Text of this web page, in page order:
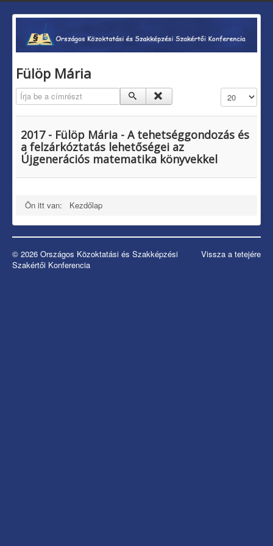
Fülöp Mária
Írja be a címrészt Tételek #
2017 - Fülöp Mária - A tehetséggondozás és
a felzárkóztatás lehetőségei az
Újgenerációs matematika könyvekkel
Ön itt van: Kezdőlap
Vissza a tetejére
© 2026 Országos Közoktatási és Szakképzési
Szakértői Konferencia